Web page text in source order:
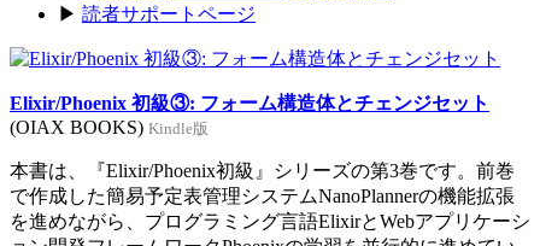
▶ 読者サポートページ
Elixir/Phoenix 初級③: フォーム構造体とチェンジセット
(OIAX BOOKS) Kindle版
本書は、『Elixir/Phoenix初級』シリーズの第3巻です。前巻
で作成した簡易予定表管理システムNanoPlannerの機能拡張
を進めながら、プログラミング言語ElixirとWebアプリケーシ